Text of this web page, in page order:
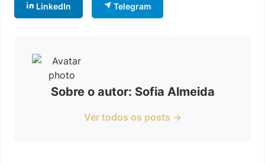
LinkedIn Telegram
Sobre o autor: Sofia Almeida
Ver todos os posts →